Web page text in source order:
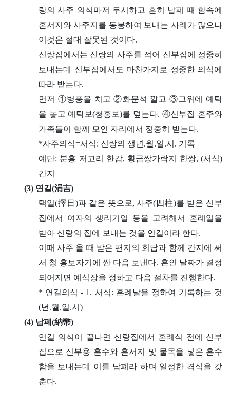
랑의 사주 의식마저 무시하고 흔히 납폐 때 함속에
혼서지와 사주지를 동봉하여 보내는 사례가 많으나
이것은 절대 잘못된 것이다.
신랑집에서는 신랑의 사주를 적어 신부집에 정중히
보내는데 신부집에서도 마찬가지로 정중한 의식에
따라 받는다.
먼저 ①병풍을 치고 ②화문석 깔고 ③그위에 예탁
을 놓고 예탁보(청홍보)를 덮는다. ④신부집 혼주와
가족들이 함께 모인 자리에서 정중히 받는다.
*사주의식=서식: 신랑의 생년.월.일.시. 기록
예단: 분홍 저고리 한감, 황금쌍가락지 한쌍, (서식)
간지
(3) 연길(涓吉)
택일(擇日)과 같은 뜻으로, 사주(四柱)를 받은 신부
집에서 여자의 생리기일 등을 고려해서 혼례일을
받아 신랑의 집에 보내는 것을 연길이라 한다.
이때 사주 올 때 받은 편지의 회답과 함께 간지에 써
서 청 홍보자기에 싼 다음 보낸다. 혼인 날짜가 결정
되어지면 예식장을 정하고 다음 절차를 진행한다.
* 연길의식 - 1. 서식: 혼례날을 정하여 기록하는 것
(년.월.일.시)
(4) 납폐(納幣)
연길 의식이 끝나면 신랑집에서 혼례식 전에 신부
집으로 신부용 혼수와 혼서지 및 물목을 넣은 혼수
함을 보내는데 이를 납폐라 하며 일정한 격식을 갖
춘다.